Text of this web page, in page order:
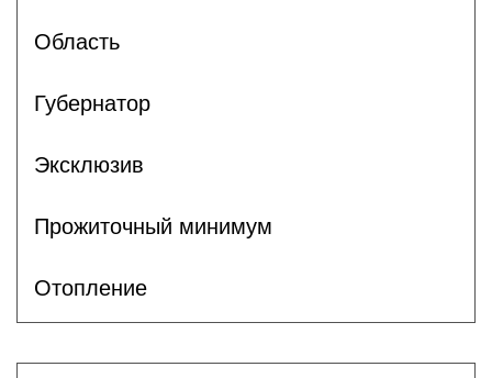
Область
Губернатор
Эксклюзив
Прожиточный минимум
Отопление